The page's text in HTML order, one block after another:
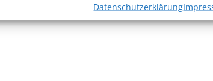
Datenschutzerklärung